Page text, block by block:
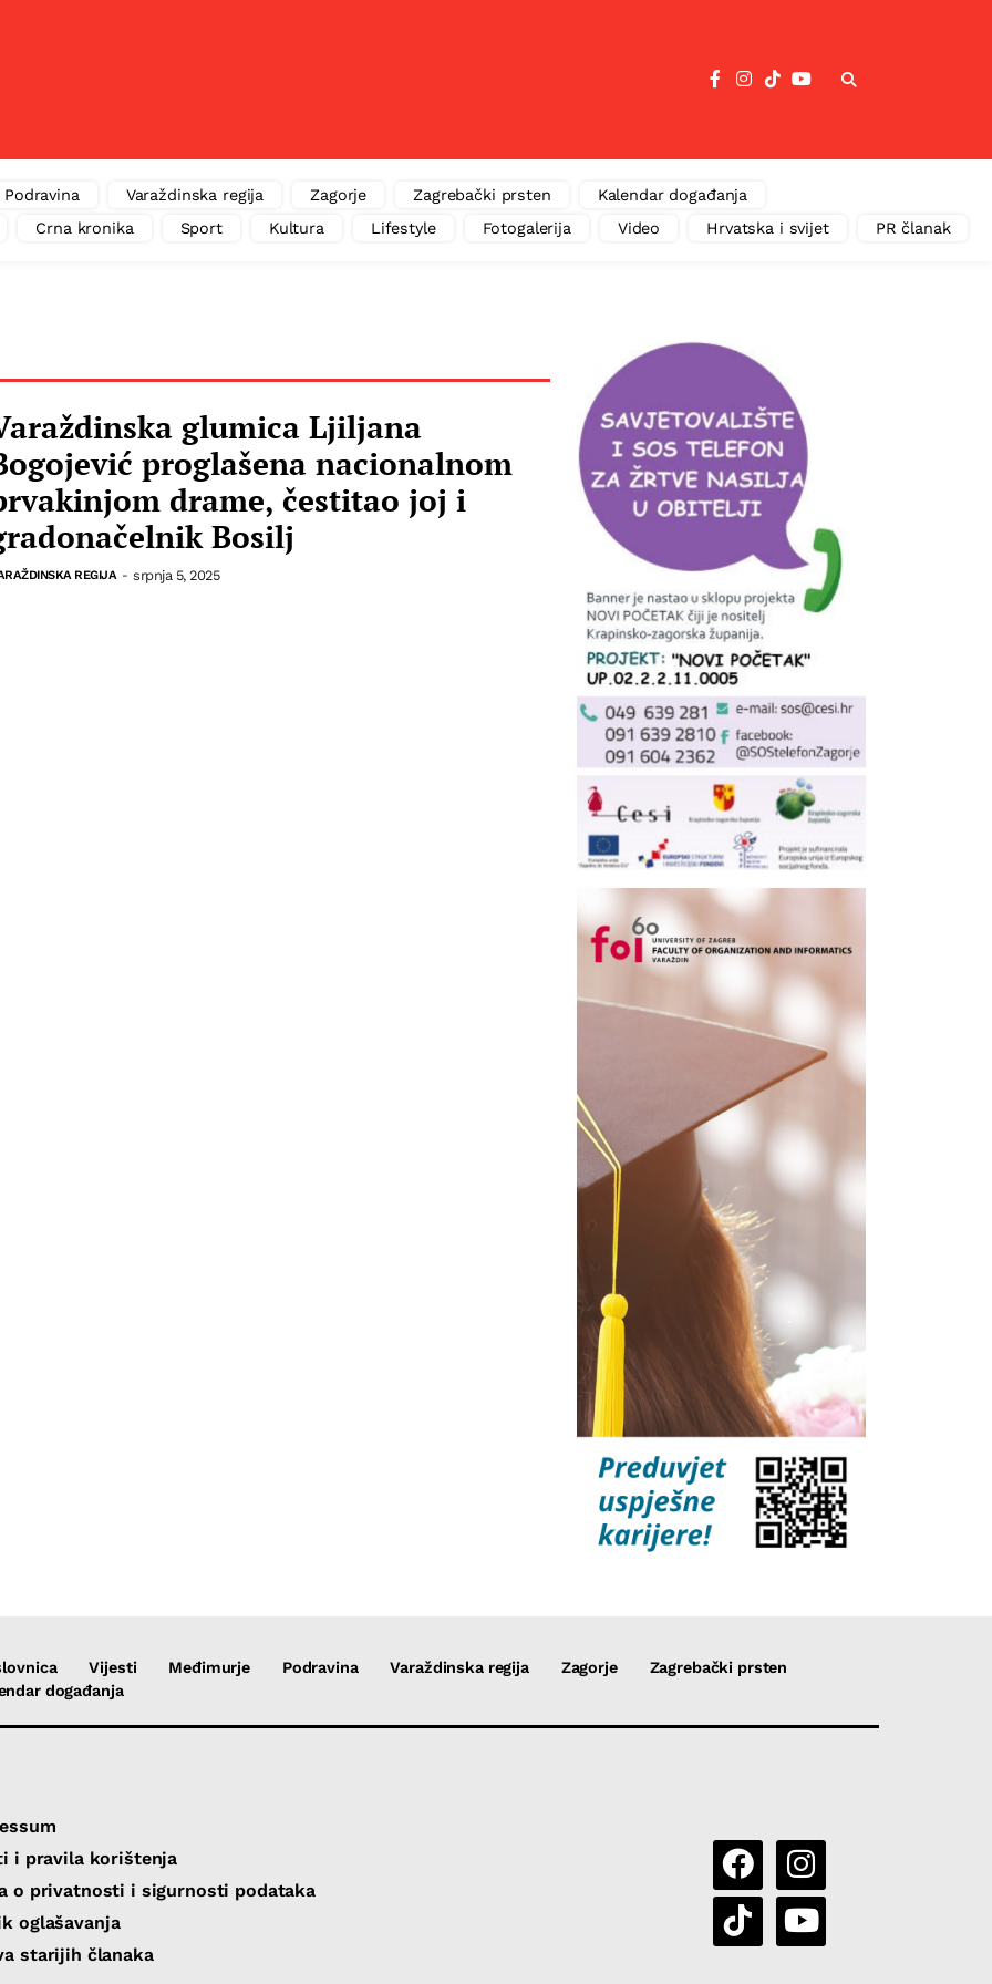
Podravina Varaždinska regija Zagorje Zagrebački prsten
Kalendar događanja
Crna kronika
Sport Kultura Lifestyle Fotogalerija Video Hrvatska i svijet PR članak
glumica Ljiljana
proglašena nacionalnom
drame, čestitao joj i
Bosilj
REGIJA - srpnja 5, 2025
Vijesti Međimurje Podravina Varaždinska regija Zagorje
Zagrebački prsten
događanja
i pravila korištenja
o privatnosti i sigurnosti podataka
oglašavanja
starijih članaka